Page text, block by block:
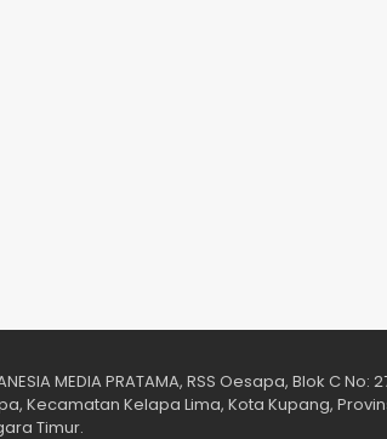
MEDIA PRATAMA, RSS Oesapa, Blok C No:
Kecamatan Kelapa Lima, Kota Kupang,
Timur.